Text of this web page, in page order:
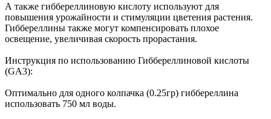
А также гиббереллиновую кислоту используют для
повышения урожайности и стимуляции цветения растения.
Гиббереллины также могут компенсировать плохое
освещение, увеличивая скорость прорастания.
Инструкция по использованию Гиббереллиновой кислоты
(GA3):
Оптимально для одного колпачка (0.25гр) гиббереллина
использовать 750 мл воды.